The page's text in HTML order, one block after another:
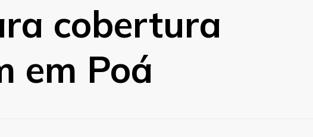
cobertura
em Poá